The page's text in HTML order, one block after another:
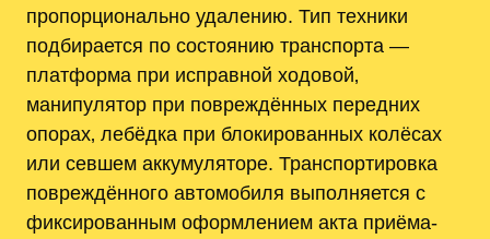
пропорционально удалению. Тип техники
подбирается по состоянию транспорта —
платформа при исправной ходовой‚
манипулятор при повреждённых передних
опорах‚ лебёдка при блокированных колёсах
или севшем аккумуляторе. Транспортировка
повреждённого автомобиля выполняется с
фиксированным оформлением акта приёма-